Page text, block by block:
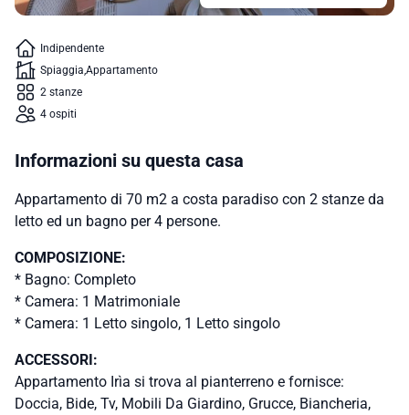
Indipendente
Spiaggia Appartamento
2 stanze
4 ospiti
Informazioni su questa casa
Appartamento di 70 m2 a costa paradiso con 2 stanze da
letto ed un bagno per 4 persone.
COMPOSIZIONE:
* Bagno: Completo
* Camera: 1 Matrimoniale
* Camera: 1 Letto singolo, 1 Letto singolo
ACCESSORI:
Appartamento Irìa si trova al pianterreno e fornisce:
Doccia, Bide, Tv, Mobili Da Giardino, Grucce, Biancheria,